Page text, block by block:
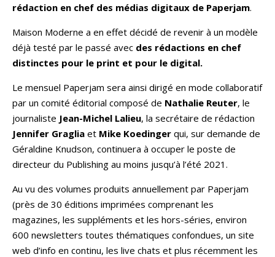
rédaction en chef des médias digitaux de Paperjam.
Maison Moderne a en effet décidé de revenir à un modèle
déjà testé par le passé avec des rédactions en chef
distinctes pour le print et pour le digital.
Le mensuel Paperjam sera ainsi dirigé en mode collaboratif
par un comité éditorial composé de Nathalie Reuter, le
journaliste Jean-Michel Lalieu, la secrétaire de rédaction
Jennifer Graglia et Mike Koedinger qui, sur demande de
Géraldine Knudson, continuera à occuper le poste de
directeur du Publishing au moins jusqu’à l’été 2021.
Au vu des volumes produits annuellement par Paperjam
(près de 30 éditions imprimées comprenant les
magazines, les suppléments et les hors-séries, environ
600 newsletters toutes thématiques confondues, un site
web d’info en continu, les live chats et plus récemment les